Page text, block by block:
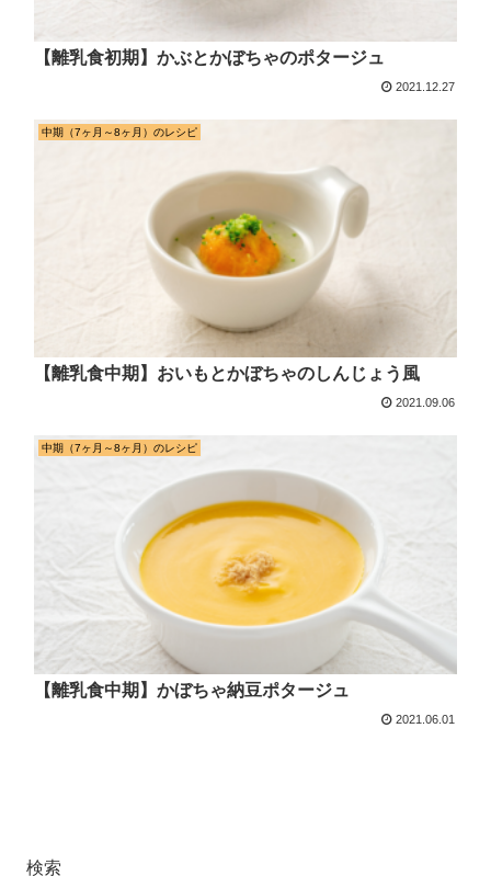
【離乳食初期】かぶとかぼちゃのポタージュ
2021.12.27
中期（7ヶ月～8ヶ月）のレシピ
【離乳食中期】おいもとかぼちゃのしんじょう風
2021.09.06
中期（7ヶ月～8ヶ月）のレシピ
【離乳食中期】かぼちゃ納豆ポタージュ
2021.06.01
検索